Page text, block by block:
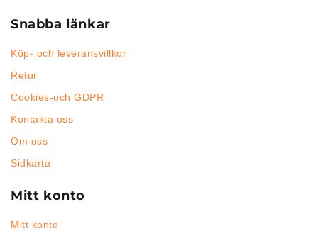
Snabba länkar
Köp- och leveransvillkor
Retur
Cookies-och GDPR
Kontakta oss
Om oss
Sidkarta
Mitt konto
Mitt konto